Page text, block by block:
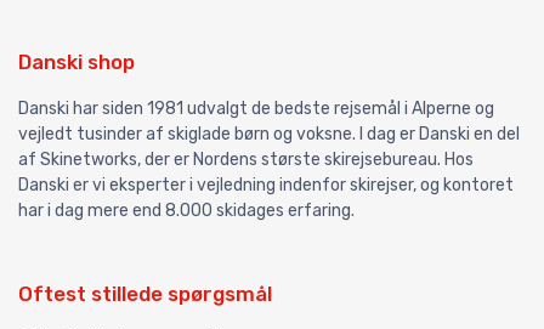
Danski shop
Danski har siden 1981 udvalgt de bedste rejsemål i Alperne og
vejledt tusinder af skiglade børn og voksne. I dag er Danski en del
af Skinetworks, der er Nordens største skirejsebureau. Hos
Danski er vi eksperter i vejledning indenfor skirejser, og kontoret
har i dag mere end 8.000 skidages erfaring.
Oftest stillede spørgsmål